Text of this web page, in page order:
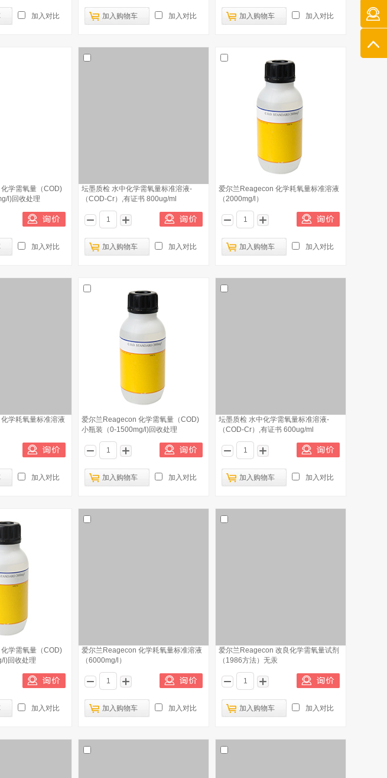
加入对比 加入购物车 加入对比 加入购物车 加入对比
学需氧量（COD)
l)回收处理
加入对比
坛墨质检 水中化学需氧量标准溶液-
（COD-Cr）,有证书 800ug/ml
加入购物车 加入对比
爱尔兰Reagecon 化学耗氧量标准溶液
（2000mg/l）
加入购物车 加入对比
学耗氧量标准溶液
加入对比
爱尔兰Reagecon 化学需氧量（COD)
小瓶装（0-1500mg/l)回收处理
加入购物车 加入对比
坛墨质检 水中化学需氧量标准溶液-
（COD-Cr）,有证书 600ug/ml
加入购物车 加入对比
学需氧量（COD)
l)回收处理
加入对比
爱尔兰Reagecon 化学耗氧量标准溶液
（6000mg/l）
加入购物车 加入对比
爱尔兰Reagecon 改良化学需氧量试剂
（1986方法）无汞
加入购物车 加入对比